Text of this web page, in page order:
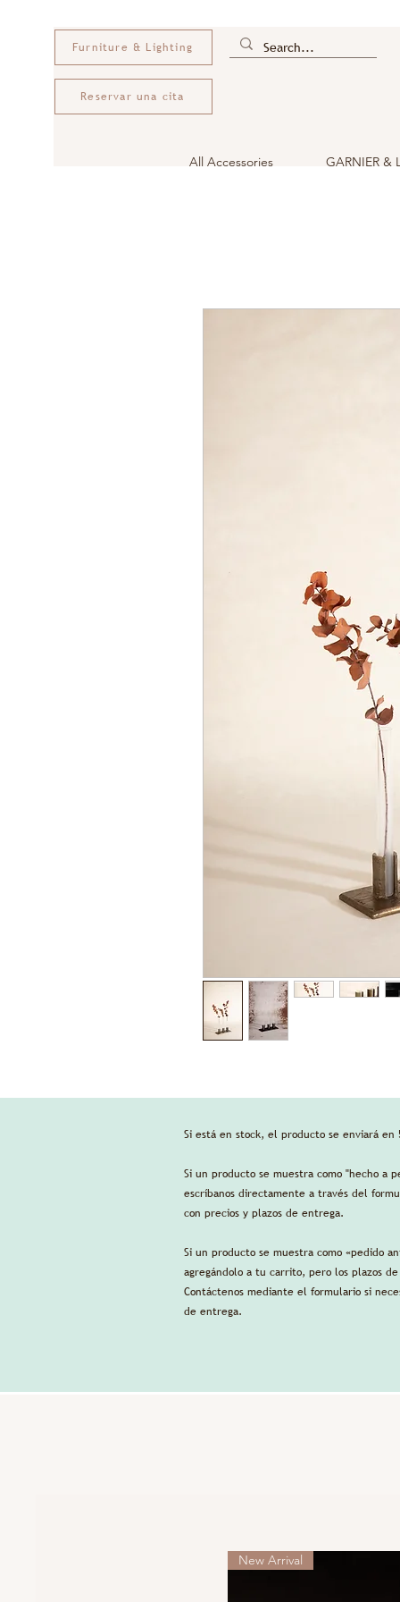
Furniture & Lighting
Reservar una cita
All Accessories GARNIER &
Si está en stock, el producto se enviará en
Si un producto se muestra como "hecho a
escríbanos directamente a través del
con precios y plazos de entrega.
Si un producto se muestra como «pedido
agregándolo a tu carrito, pero los plazos
Contáctenos mediante el formulario si
de entrega.
New Arrival